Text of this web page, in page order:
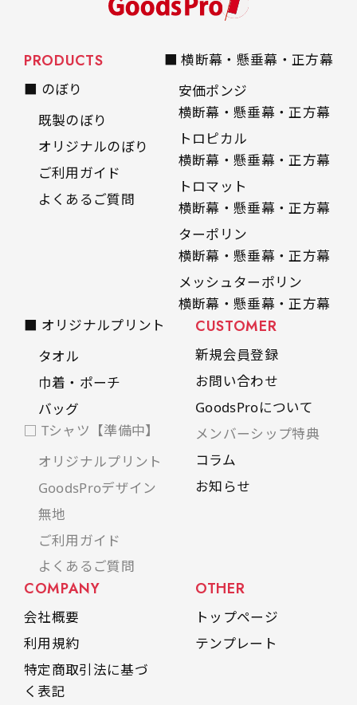
PRODUCTS
■ のぼり
既製のぼり
オリジナルのぼり
ご利用ガイド
よくあるご質問
■ 横断幕・懸垂幕・正方幕
安価ポンジ
横断幕・懸垂幕・正方幕
トロピカル
横断幕・懸垂幕・正方幕
トロマット
横断幕・懸垂幕・正方幕
ターポリン
横断幕・懸垂幕・正方幕
メッシュターポリン
横断幕・懸垂幕・正方幕
■ オリジナルプリント
タオル
巾着・ポーチ
バッグ
□ Tシャツ【準備中】
オリジナルプリント
GoodsProデザイン
無地
ご利用ガイド
よくあるご質問
CUSTOMER
新規会員登録
お問い合わせ
GoodsProについて
メンバーシップ特典
コラム
お知らせ
COMPANY
会社概要
利用規約
特定商取引法に基づ
く表記
OTHER
トップページ
テンプレート